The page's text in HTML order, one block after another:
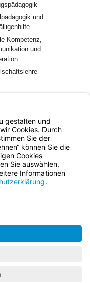
und
Kompetenz,
und